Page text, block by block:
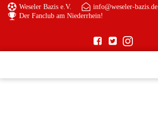
Zum
Weseler Bazis e.V.
info@weseler-bazis.de
Der Fanclub am Niederrhein!